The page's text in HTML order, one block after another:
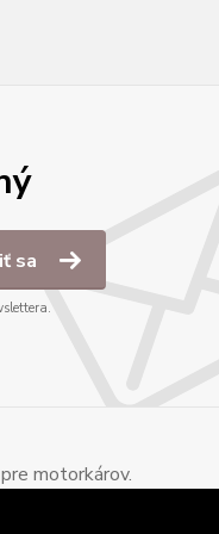
sa
motorkárov.